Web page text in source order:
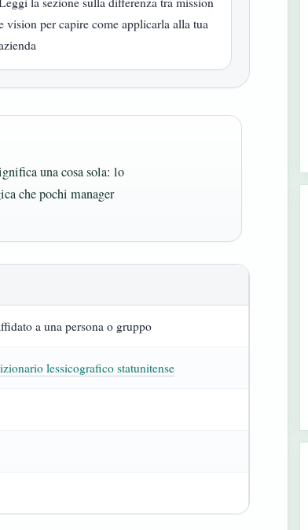
vision per capire come applicarla alla tua
una cosa sola: lo
che pochi manager
a una persona o gruppo
lessicografico statunitense